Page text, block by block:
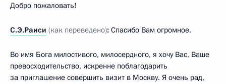
Добро пожаловать!
С.Э.Раиси (как переведено): Спасибо Вам огромное.
Во имя Бога милостивого, милосердного, я хочу Вас, Ваше
превосходительство, искренне поблагодарить
за приглашение совершить визит в Москву. Я очень рад,